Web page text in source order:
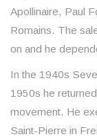
Apollinaire, Paul
Romains. The
on and he
In the 1940s
1950s he
movement. He
Saint-Pierre in